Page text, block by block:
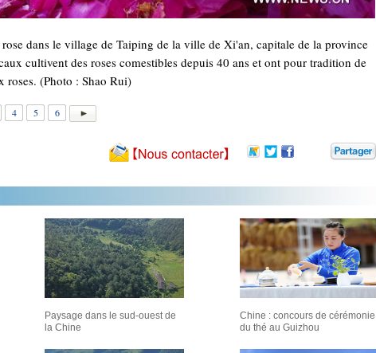
dans le village de Taiping de la ville de Xi'an, capitale de la province
cultivent des roses comestibles depuis 40 ans et ont pour tradition de
roses. (Photo : Shao Rui)
4 5 6
Paysage dans le sud-ouest de
la Chine
Chine : concours de cérémonie
du thé au Guizhou